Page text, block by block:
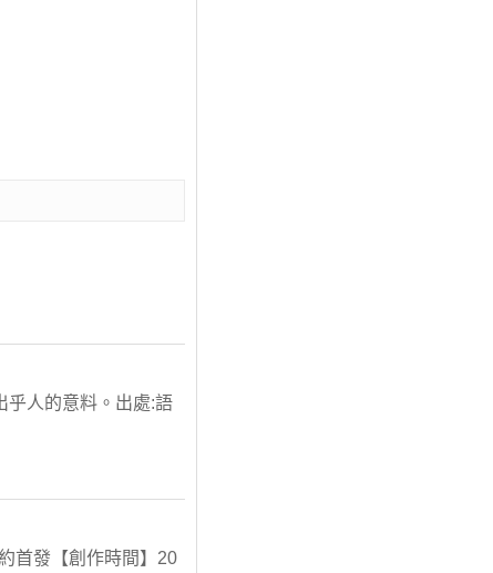
乎人的意料。出處:語
首發【創作時間】20